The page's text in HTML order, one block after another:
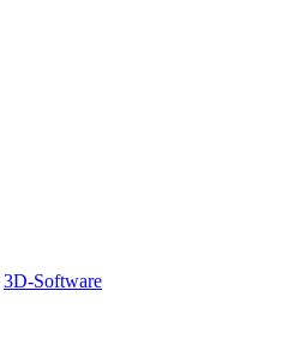
3D-Software